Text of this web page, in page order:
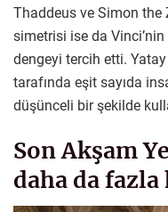
Thaddeus ve Simon the
simetrisi ise da Vinci’nin
dengeyi tercih etti. Yatay
tarafında eşit sayıda
düşünceli bir şekilde
Son Akşam
daha da fazla